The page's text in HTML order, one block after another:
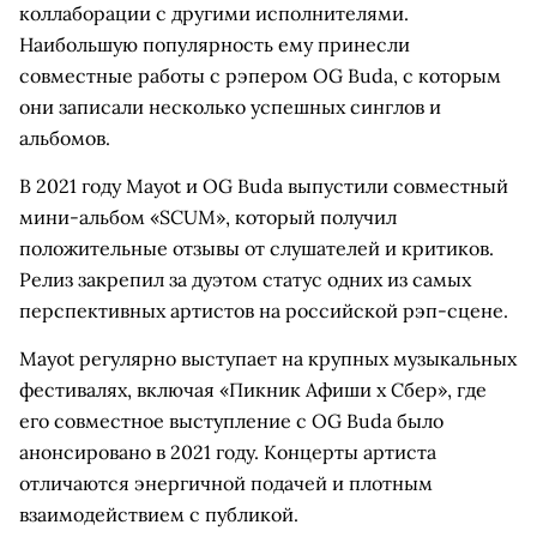
коллаборации с другими исполнителями.
Наибольшую популярность ему принесли
совместные работы с рэпером OG Buda, с которым
они записали несколько успешных синглов и
альбомов.
В 2021 году Mayot и OG Buda выпустили совместный
мини-альбом «SCUM», который получил
положительные отзывы от слушателей и критиков.
Релиз закрепил за дуэтом статус одних из самых
перспективных артистов на российской рэп-сцене.
Mayot регулярно выступает на крупных музыкальных
фестивалях, включая «Пикник Афиши x Сбер», где
его совместное выступление с OG Buda было
анонсировано в 2021 году. Концерты артиста
отличаются энергичной подачей и плотным
взаимодействием с публикой.